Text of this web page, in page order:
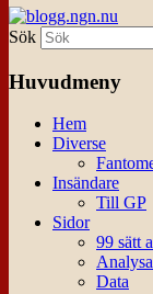
Sök
Huvudmeny
Hem
Diverse
Insändare
Till GP
Sidor
99 sätt
Data